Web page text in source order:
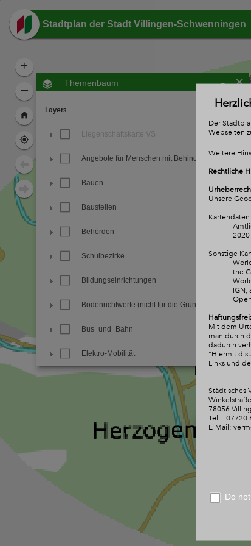
+
–
Stadtplan der Stadt Villingen-Schwenningen
Themenbaum -
Layers
Liegenschaftskarte VS
Angebote für Menschen mit Behinderung
Bauen
Baustellen
Behörden
Schulbezirke
Bildungseinrichtungen
Bodenrichtwerte (nicht für die Grundsteuer)
Bus_und_Bahn
Elektro-Mobilität
Familie_und_Soziales
Freizeit und Sport
Gewerbe und Industrie
Informationen zur Stadt
Der
Webseiten
Weitere
Rechtliche
Unsere
Kartendaten:
2020
Sonstige
the
IGN,
Mit dem
man durch
dadurch
"Hiermit
Links und
Städtisches
78056
Tel. : 07720
E-Mail:
Do